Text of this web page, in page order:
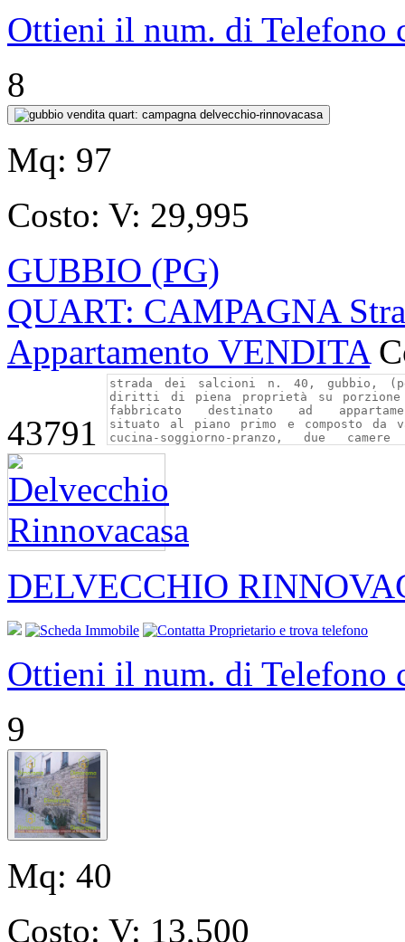
Ottieni il num. di Telefono
8
Mq: 97
Costo: V: 29,995
GUBBIO (PG)
QUART: CAMPAGNA
Appartamento VENDITA
43791
DELVECCHIO
Ottieni il num. di Telefono
9
Mq: 40
Costo: V: 13,500